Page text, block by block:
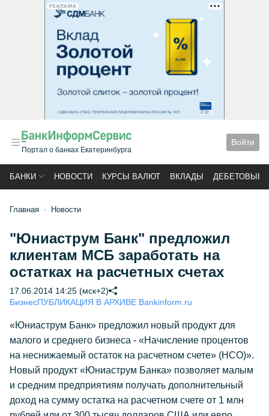
РЕКЛАМА
Портал о банках Екатеринбурга
Войти
БАНКИ НОВОСТИ КУРСЫ ВАЛЮТ ВКЛАДЫ ДЕБЕТОВЫЕ
Главная Новости
"Юниаструм Банк" предложил
клиентам МСБ заработать на
остатках на расчетных счетах
17.06.2014 14:25 (мск+2)
БизнесПУБЛИКАЦИЯ В АРХИВЕ Bankinform.ru
«Юниаструм Банк» предложил новый продукт для
малого и среднего бизнеса - «Начисление процентов
на неснижаемый остаток на расчетном счете» (НСО)».
Новый продукт «Юниаструм Банка» позволяет малым
и средним предприятиям получать дополнительный
доход на сумму остатка на расчетном счете от 1 млн